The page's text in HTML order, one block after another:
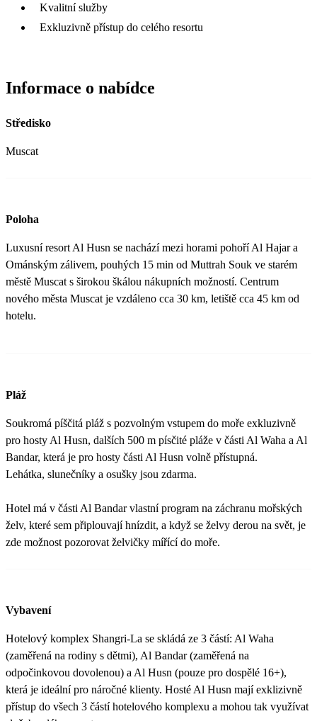
Kvalitní služby
Exkluzivně přístup do celého resortu
Informace o nabídce
Středisko
Muscat
Poloha
Luxusní resort Al Husn se nachází mezi horami pohoří Al Hajar a
Ománským zálivem, pouhých 15 min od Muttrah Souk ve starém
městě Muscat s širokou škálou nákupních možností. Centrum
nového města Muscat je vzdáleno cca 30 km, letiště cca 45 km od
hotelu.
Pláž
Soukromá píščitá pláž s pozvolným vstupem do moře exkluzivně
pro hosty Al Husn, dalších 500 m písčité pláže v části Al Waha a Al
Bandar, která je pro hosty části Al Husn volně přístupná.
Lehátka, slunečníky a osušky jsou zdarma.
Hotel má v části Al Bandar vlastní program na záchranu mořských
želv, které sem připlouvají hnízdit, a když se želvy derou na svět, je
zde možnost pozorovat želvičky mířící do moře.
Vybavení
Hotelový komplex Shangri-La se skládá ze 3 částí: Al Waha
(zaměřená na rodiny s dětmi), Al Bandar (zaměřená na
odpočinkovou dovolenou) a Al Husn (pouze pro dospělé 16+),
která je ideální pro náročné klienty. Hosté Al Husn mají exklizivně
přístup do všech 3 částí hotelového komplexu a mohou tak využívat